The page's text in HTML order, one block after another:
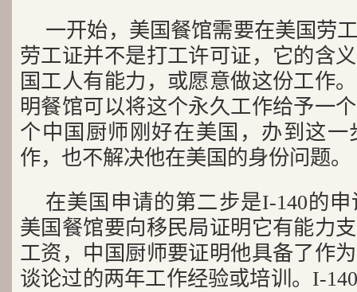
一开始，美国餐馆需要在美国劳
劳工证并不是打工许可证，它的含
国工人有能力，或愿意做这份工作
明餐馆可以将这个永久工作给予一
个中国厨师刚好在美国，办到这
作，也不解决他在美国的身份问题。
在美国申请的第二步是I-140的
美国餐馆要向移民局证明它有能力
工资，中国厨师要证明他具备了作
谈论过的两年工作经验或培训。I-